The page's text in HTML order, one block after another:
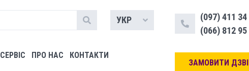
УКР
(097) 411 34
(066) 812 95
ЗАМОВИТИ
СЕРВІС ПРО НАС КОНТАКТИ